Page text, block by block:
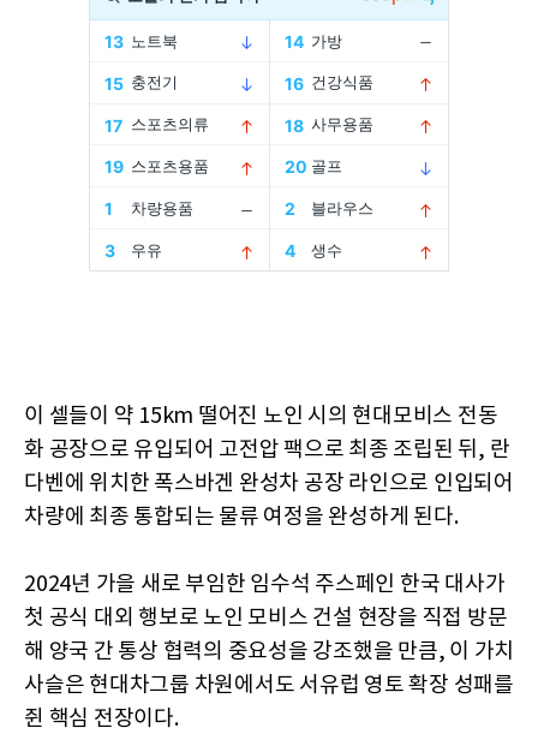
이 셀들이 약 15km 떨어진 노인 시의 현대모비스 전동
화 공장으로 유입되어 고전압 팩으로 최종 조립된 뒤, 란
다벤에 위치한 폭스바겐 완성차 공장 라인으로 인입되어
차량에 최종 통합되는 물류 여정을 완성하게 된다.
2024년 가을 새로 부임한 임수석 주스페인 한국 대사가
첫 공식 대외 행보로 노인 모비스 건설 현장을 직접 방문
해 양국 간 통상 협력의 중요성을 강조했을 만큼, 이 가치
사슬은 현대차그룹 차원에서도 서유럽 영토 확장 성패를
쥔 핵심 전장이다.